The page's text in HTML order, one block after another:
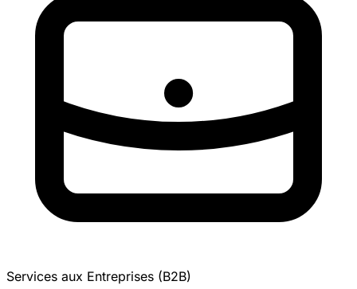
Services aux Entreprises (B2B)